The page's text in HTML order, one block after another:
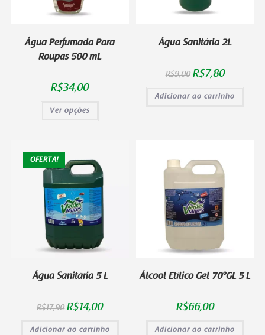
Água Perfumada Para
Roupas 500 mL
R$34,00
Ver opções
Água Sanitária 2L
R$9,00 R$7,80
Adicionar ao carrinho
OFERTA!
Água Sanitária 5 L
R$17,90 R$14,00
Adicionar ao carrinho
Álcool Etílico Gel 70°GL 5 L
R$66,00
Adicionar ao carrinho